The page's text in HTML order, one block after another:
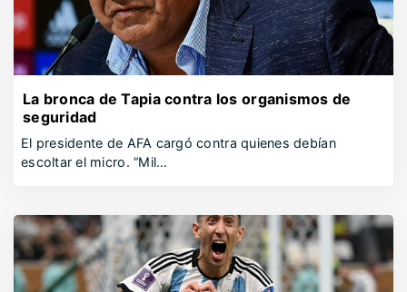
La bronca de Tapia contra los organismos de
seguridad
El presidente de AFA cargó contra quienes debían
escoltar el micro. “Mil…